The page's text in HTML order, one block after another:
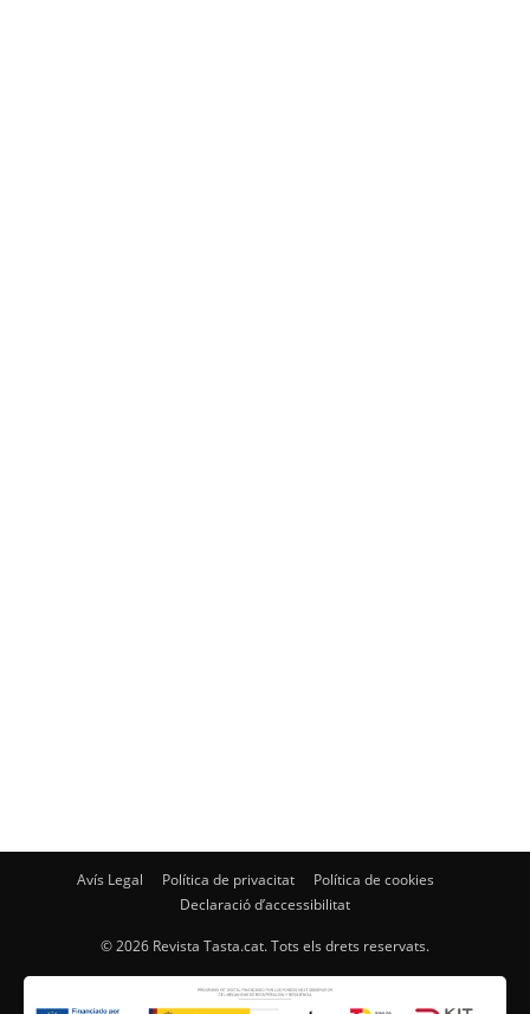
Avís Legal Política de privacitat
Política de cookies
Declaració d’accessibilitat
© 2026 Revista Tasta.cat. Tots els drets reservats.